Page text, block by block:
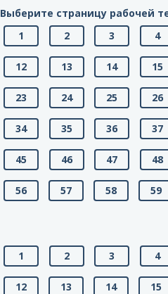
Выберите страницу рабочей
1
2 3 4
12 13 14 15
23 24 25 26
34 35 36 37
45 46 47 48
56 57 58 59
1 2 3 4
12 13 14 15